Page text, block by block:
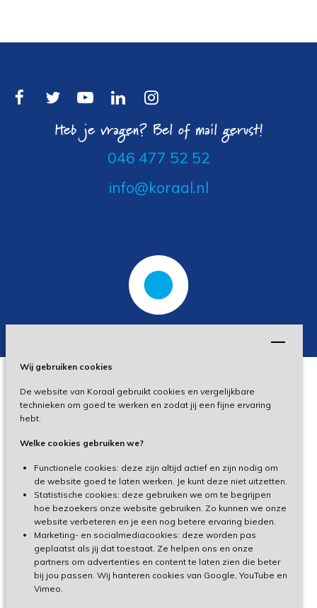
Wij gebruiken cookies
De website van Koraal gebruikt cookies en vergelijkbare
technieken om goed te werken en zodat jij een fijne ervaring
hebt.
Welke cookies gebruiken we?
Functionele cookies: deze zijn altijd actief en zijn nodig om
de website goed te laten werken. Je kunt deze niet uitzetten.
Statistische cookies: deze gebruiken we om te begrijpen
hoe bezoekers onze website gebruiken. Zo kunnen we onze
website verbeteren en je een nog betere ervaring bieden.
Marketing- en socialmediacookies: deze worden pas
geplaatst als jij dat toestaat. Ze helpen ons en onze
partners om advertenties en content te laten zien die beter
bij jou passen. Wij hanteren cookies van Google, YouTube en
Vimeo.
Heb je vragen? Bel of mail gerust!
046 477 52 52
info@koraal.nl
Privacy
Toegankelijkheid
Cliëntenportaal
Medewerkersportaal
TeamViewer